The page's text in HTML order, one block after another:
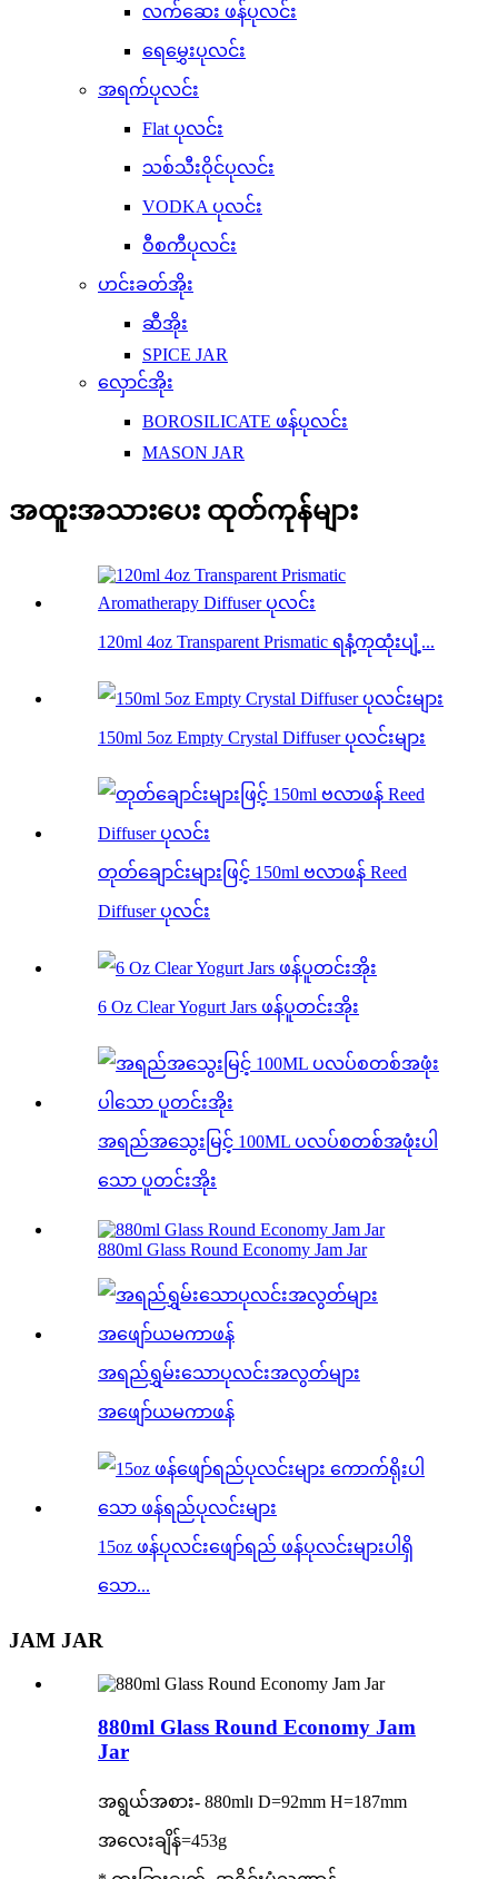
လက်ဆေး ဖန်ပုလင်း
ရေမွှေးပုလင်း
အရက်ပုလင်း
Flat ပုလင်း
သစ်သီးဝိုင်ပုလင်း
VODKA ပုလင်း
ဝီစကီပုလင်း
ဟင်းခတ်အိုး
ဆီအိုး
SPICE JAR
လှောင်အိုး
BOROSILICATE ဖန်ပုလင်း
MASON JAR
အထူးအသားပေး ထုတ်ကုန်များ
120ml 4oz Transparent Prismatic ရနံ့ကုထုံးပျံ့...
150ml 5oz Empty Crystal Diffuser ပုလင်းများ
တုတ်ချောင်းများဖြင့် 150ml ဗလာဖန် Reed
Diffuser ပုလင်း
6 Oz Clear Yogurt Jars ဖန်ပူတင်းအိုး
အရည်အသွေးမြင့် 100ML ပလပ်စတစ်အဖုံးပါ
သော ပူတင်းအိုး
880ml Glass Round Economy Jam Jar
အရည်ရွှမ်းသောပုလင်းအလွတ်များ
အဖျော်ယမကာဖန်
15oz ဖန်ပုလင်းဖျော်ရည် ဖန်ပုလင်းများပါရှိ
သော...
JAM JAR
880ml Glass Round Economy Jam
Jar
အရွယ်အစား- 880ml၊ D=92mm H=187mm
အလေးချိန်=453g